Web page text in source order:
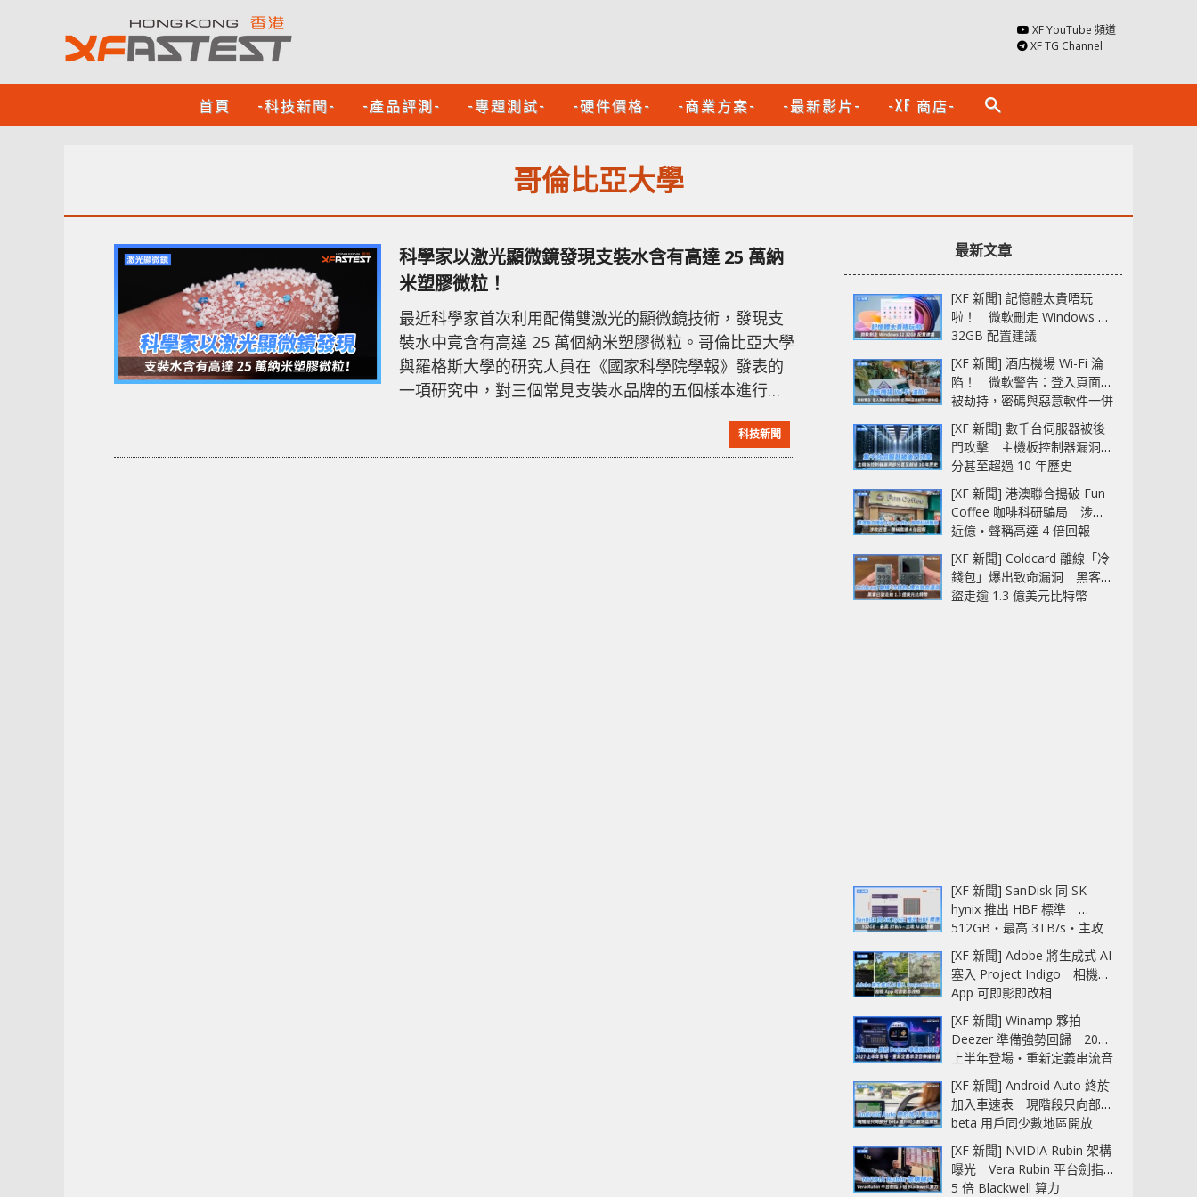
XF YouTube 頻道
XF TG Channel
首頁 -科技新聞- -產品評測- -專題測試- -硬件價格- -商業方案- -最新影片- -XF 商店- search
哥倫比亞大學
科學家以激光顯微鏡發現支裝水含有高達 25 萬納
米塑膠微粒！
最近科學家首次利用配備雙激光的顯微鏡技術，發現支
裝水中竟含有高達 25 萬個納米塑膠微粒。哥倫比亞大學
與羅格斯大學的研究人員在《國家科學院學報》發表的
一項研究中，對三個常見支裝水品牌的五個樣本進行檢
一微米（百萬分之一米），而一英吋中含有 25,400 微
科技新聞
最新文章
[XF 新聞] 記憶體太貴唔玩
啦！ 微軟刪走 Windows 11
32GB 配置建議
[XF 新聞] 酒店機場 Wi-Fi 淪
陷！ 微軟警告：登入頁面可
被劫持，密碼與惡意軟件一併
中招
[XF 新聞] 數千台伺服器被後
門攻擊 主機板控制器漏洞部
分甚至超過 10 年歷史
[XF 新聞] 港澳聯合搗破 Fun
Coffee 咖啡科研騙局 涉款
近億‧聲稱高達 4 倍回報
[XF 新聞] Coldcard 離線「冷
錢包」爆出致命漏洞 黑客已
盜走逾 1.3 億美元比特幣
[XF 新聞] SanDisk 同 SK
hynix 推出 HBF 標準
512GB‧最高 3TB/s‧主攻
AI 記憶體
[XF 新聞] Adobe 將生成式 AI
塞入 Project Indigo 相機
App 可即影即改相
[XF 新聞] Winamp 夥拍
Deezer 準備強勢回歸 2027
上半年登場‧重新定義串流音
樂播放器
[XF 新聞] Android Auto 終於
加入車速表 現階段只向部分
beta 用戶同少數地區開放
[XF 新聞] NVIDIA Rubin 架構
曝光 Vera Rubin 平台劍指
5 倍 Blackwell 算力